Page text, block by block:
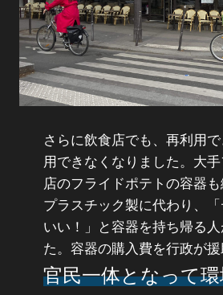
さらに飲食店でも、再利用
用できなくなりました。大
店のフライドポテトの容器
プラスチック製に代わり、
いい！」と容器を持ち帰る
た。容器の購入費を行政が援
官民一体となって